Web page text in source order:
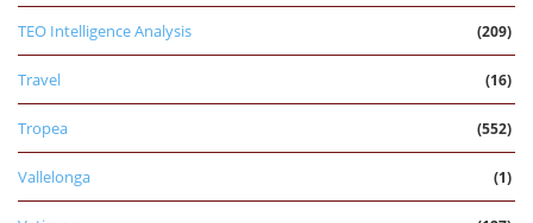
TEO Intelligence Analysis (209)
Travel (16)
Tropea (552)
Vallelonga (1)